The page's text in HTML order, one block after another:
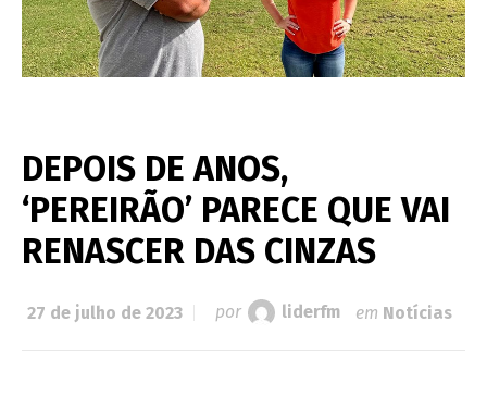
DEPOIS DE ANOS,
‘PEREIRÃO’ PARECE QUE VAI
RENASCER DAS CINZAS
27 de julho de 2023 por liderfm em Notícias